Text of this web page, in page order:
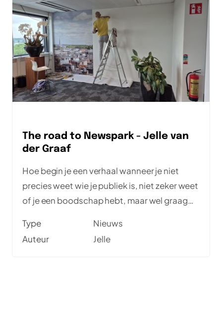
The road to Newspark - Jelle van
der Graaf
Hoe begin je een verhaal wanneer je niet
precies weet wie je publiek is, niet zeker weet
of je een boodschap hebt, maar wel graag
Ik neem jullie graag mee in mijn verhaal.
Type
Nieuws
Auteur
Jelle